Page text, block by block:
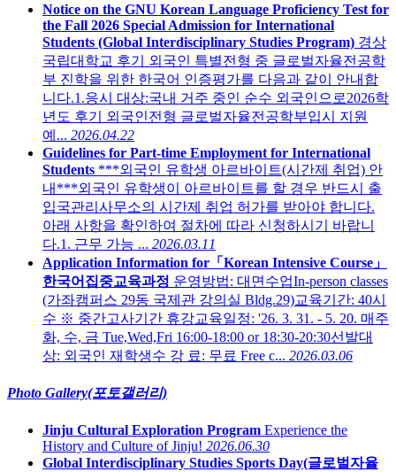
Notice on the GNU Korean Language Proficiency Test for
the Fall 2026 Special Admission for International
Students (Global Interdisciplinary Studies Program) 경상
국립대학교 후기 외국인 특별전형 중 글로벌자율전공학
부 진학을 위한 한국어 인증평가를 다음과 같이 안내합
니다.1.응시 대상:국내 거주 중인 순수 외국인으로2026학
년도 후기 외국인전형 글로벌자율전공학부입시 지원
예... 2026.04.22
Guidelines for Part-time Employment for International
Students ***외국인 유학생 아르바이트(시간제 취업) 안
내***외국인 유학생이 아르바이트를 할 경우 반드시 출
입국관리사무소의 시간제 취업 허가를 받아야 합니다.
아래 사항을 확인하여 절차에 따라 신청하시기 바랍니
다.1. 근무 가능 ... 2026.03.11
Application Information for「Korean Intensive Course」
한국어집중교육과정 운영방법: 대면수업In-person classes
(가좌캠퍼스 29동 국제관 강의실 Bldg.29)교육기간: 40시
수 ※ 중간고사기간 휴강교육일정: '26. 3. 31. - 5. 20. 매주
화, 수, 금 Tue,Wed,Fri 16:00-18:00 or 18:30-20:30선발대
상: 외국인 재학생수 강 료: 무료 Free c... 2026.03.06
Photo Gallery(포토갤러리)
Jinju Cultural Exploration Program Experience the
History and Culture of Jinju! 2026.06.30
Global Interdisciplinary Studies Sports Day(글로벌자율